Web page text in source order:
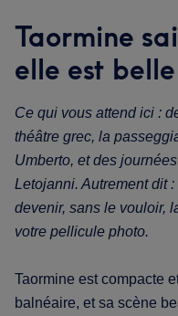
Taormine
elle est belle
Ce qui vous attend ici :
théâtre grec, la
Umberto, et des
Letojanni. Autrement dit
devenir, sans le vouloir,
votre pellicule photo.
Taormine est compacte
balnéaire, et sa scène